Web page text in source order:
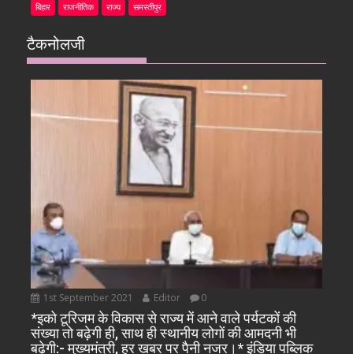
बिहार राजनीतिक राज्य समस्तीपुर
टैकनोलजी
1st September 2021 Editor 0
*इको टूरिजम के विकास से राज्य में आने वाले पर्यटकों की
संख्या तो बढ़ेगी ही, साथ ही स्थानीय लोगों की आमदनी भी
बढ़ेगी:- मुख्यमंत्री, हर खबर पर पैनी नजर।* इंडिया पब्लिक